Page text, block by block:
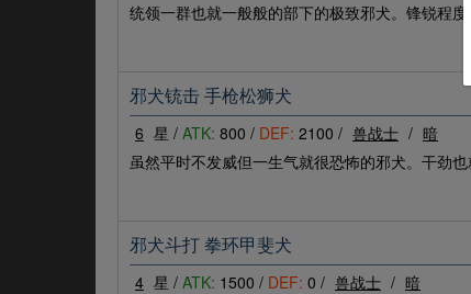
统领一群也就一般般的部下的极致邪犬。锋锐程度
邪犬铳击 手枪松狮犬
6 星 / ATK: 800 / DEF: 2100 / 兽战士 / 暗
虽然平时不发威但一生气就很恐怖的邪犬。干劲也
邪犬斗打 拳环甲斐犬
4 星 / ATK: 1500 / DEF: 0 / 兽战士 / 暗